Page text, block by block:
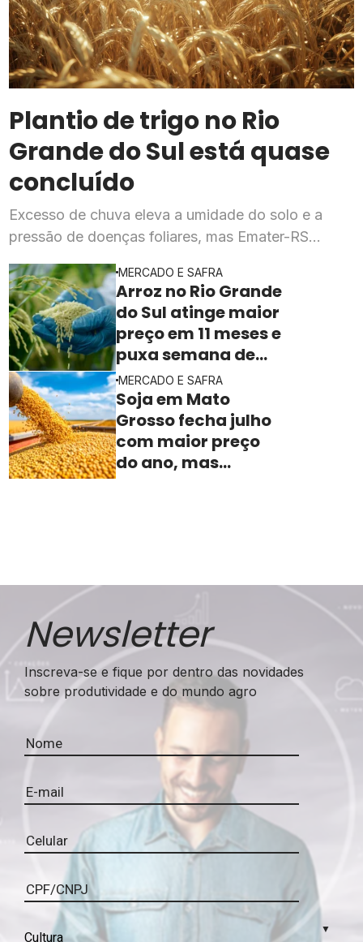
Plantio de trigo no Rio
Grande do Sul está quase
concluído
Excesso de chuva eleva a umidade do solo e a
pressão de doenças foliares, mas Emater-RS
previsto para a safra 2026
MERCADO E SAFRA
Arroz no Rio Grande
do Sul atinge maior
preço em 11 meses e
puxa semana de
valorização no
campo
MERCADO E SAFRA
Soja em Mato
Grosso fecha julho
com maior preço
do ano, mas
Newsletter
Inscreva-se e fique por dentro das novidades
sobre produtividade e do mundo agro